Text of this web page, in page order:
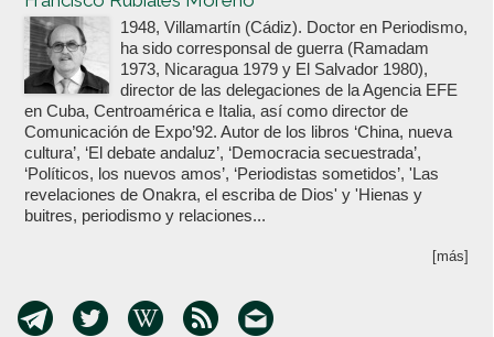
1948, Villamartín (Cádiz). Doctor en Periodismo,
ha sido corresponsal de guerra (Ramadam
1973, Nicaragua 1979 y El Salvador 1980),
director de las delegaciones de la Agencia EFE
en Cuba, Centroamérica e Italia, así como director de
Comunicación de Expo’92. Autor de los libros ‘China, nueva
cultura’, ‘El debate andaluz’, ‘Democracia secuestrada’,
‘Políticos, los nuevos amos’, ‘Periodistas sometidos’, 'Las
revelaciones de Onakra, el escriba de Dios' y 'Hienas y
buitres, periodismo y relaciones...
[más]